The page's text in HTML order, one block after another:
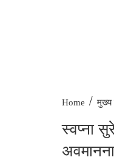
Home / मुख्य
स्वप्ना